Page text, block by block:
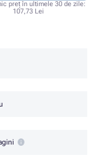
preț în ultimele 30 de zile:
107,73 Lei